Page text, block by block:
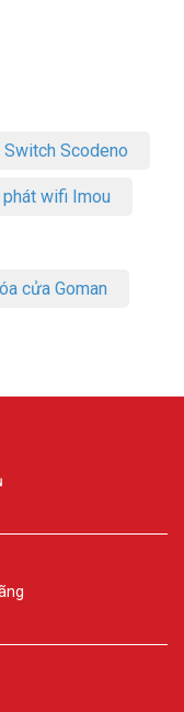
Switch Scodeno
phát wifi Imou
cửa Goman